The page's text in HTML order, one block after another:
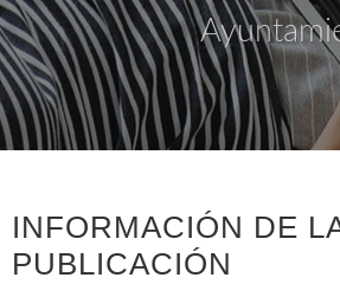
INFORMACIÓN DE
PUBLICACIÓN